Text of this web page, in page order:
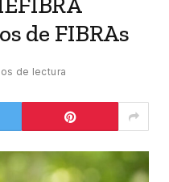
de FIBRAs
de lectura